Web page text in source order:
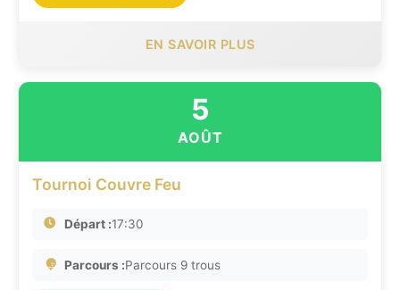
EN SAVOIR PLUS
5
AOÛT
Tournoi Couvre Feu
Départ :17:30
Parcours :Parcours 9 trous